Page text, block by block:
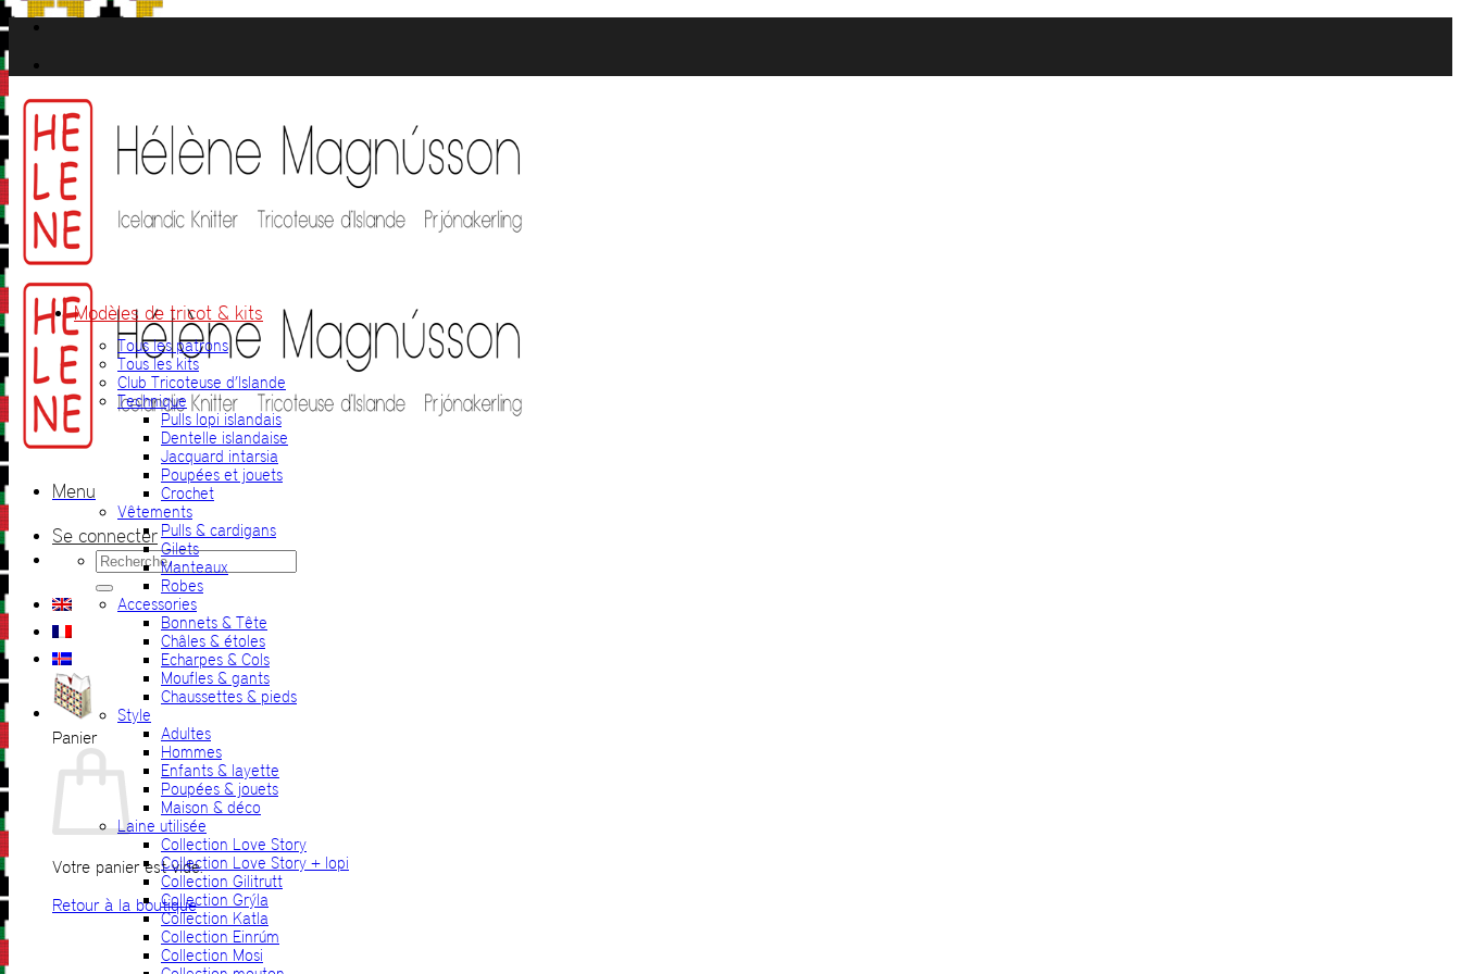
Passer
au
contenu
Menu
Se connecter
Recherche
pour :
Panier
Votre panier est vide.
Retour à la boutique
Modèles de tricot & kits
Tous les patrons
Tous les kits
Club Tricoteuse d’Islande
Technique
Pulls lopi islandais
Dentelle islandaise
Jacquard intarsia
Poupées et jouets
Crochet
Vêtements
Pulls & cardigans
Gilets
Manteaux
Robes
Accessories
Bonnets & Tête
Châles & étoles
Echarpes & Cols
Moufles & gants
Chaussettes & pieds
Style
Adultes
Hommes
Enfants & layette
Poupées & jouets
Maison & déco
Laine utilisée
Collection Love Story
Collection Love Story + lopi
Collection Gilitrutt
Collection Grýla
Collection Katla
Collection Einrúm
Collection Mosi